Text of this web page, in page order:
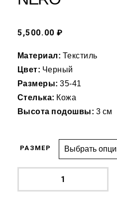
5,500.00 ₽
Материал: Текстиль
Цвет: Черный
Размеры:35-41
Стелька: Кожа
Высота подошвы: 3 см
РАЗМЕР